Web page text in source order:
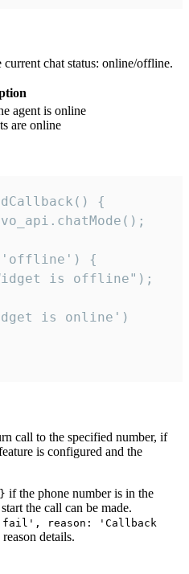
chat status: online/offline.
agent is online
are online
{
{
is offline");
is online')
call to the specified number, if
is configured and the
if the phone number is in the
the call can be made.
reason: 'Callback
details.